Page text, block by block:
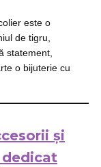
este o
de tigru,
statement,
o bijuterie cu
și